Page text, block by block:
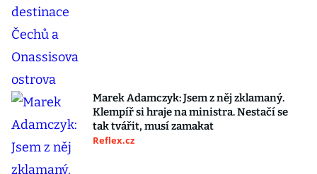
Marek Adamczyk: Jsem z něj zklamaný.
Klempíř si hraje na ministra. Nestačí se
tak tvářit, musí zamakat
Reflex.cz